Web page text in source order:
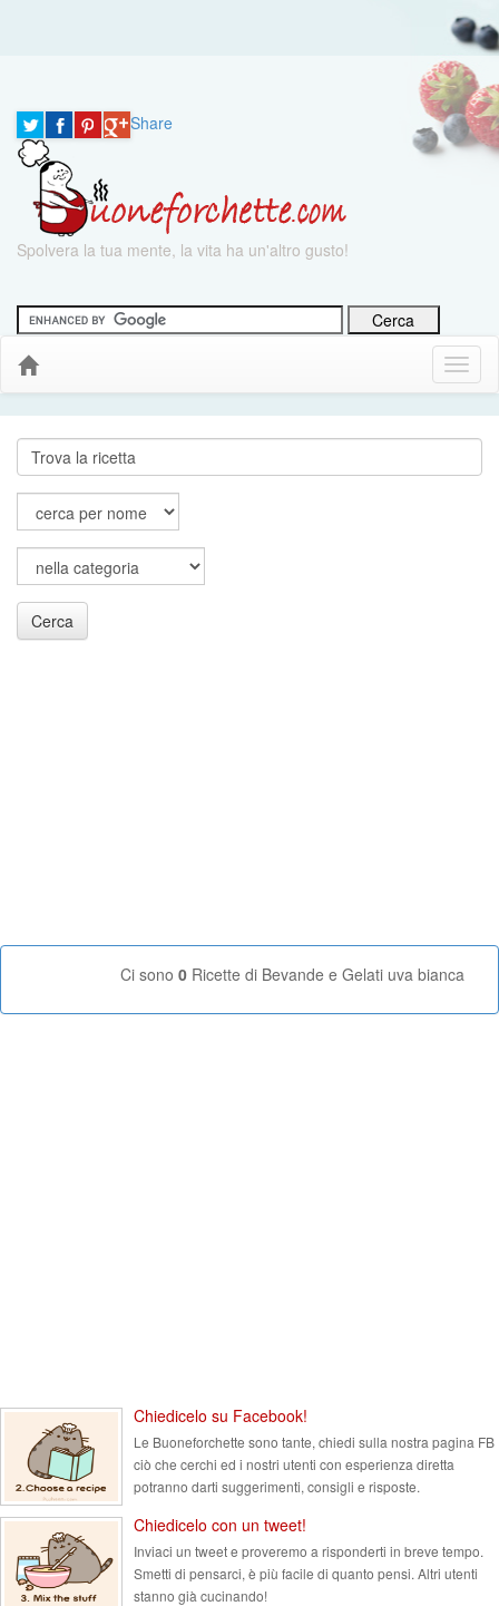
Share
Spolvera la tua mente, la vita ha un'altro gusto!
Menu
Down
Cerca
Cerca
Ci sono 0 Ricette di Bevande e Gelati uva bianca
Chiedicelo su Facebook!
Le Buoneforchette sono tante, chiedi sulla nostra pagina FB
ciò che cerchi ed i nostri utenti con esperienza diretta
potranno darti suggerimenti, consigli e risposte.
Chiedicelo con un tweet!
Inviaci un tweet e proveremo a risponderti in breve tempo.
Smetti di pensarci, è più facile di quanto pensi. Altri utenti
stanno già cucinando!